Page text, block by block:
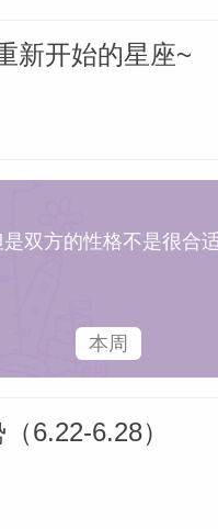
新开始的星座~
双方的性格不是很合
本周
6.22-6.28）